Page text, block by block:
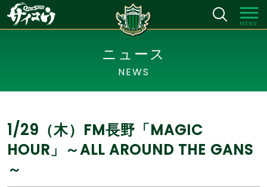
MENU
ニュース
NEWS
1/29（木）FM長野「MAGIC
HOUR」～ALL AROUND THE GANS
～